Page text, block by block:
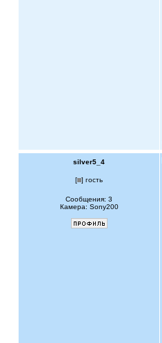
silver5_4
[ ] гость
Сообщения: 3
Камера: Sony200